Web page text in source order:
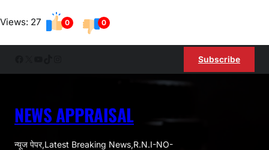
Views: 27 0 0
Subscribe
NEWS APPRAISAL
न्यूज पेपर,Latest Breaking News,R.N.I-NO-